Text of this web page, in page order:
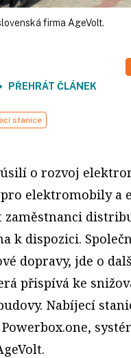
firma AgeVolt.
PŘEHRÁT ČLÁNEK
stanice
úsilí o rozvoj
elektromobily a
k dispozici.
dopravy, jde o
přispívá ke
Nabíjecí